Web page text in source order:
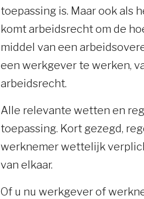
toepassing is. Maar ook als
komt arbeidsrecht om de
middel van een
een werkgever te werken,
arbeidsrecht.
Alle relevante wetten en
toepassing. Kort gezegd,
werknemer wettelijk
van elkaar.
Of u nu werkgever of